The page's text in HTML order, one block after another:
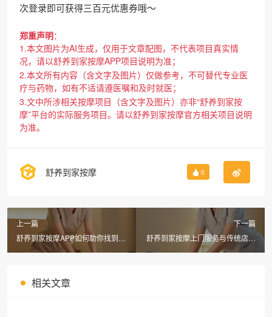
次登录即可获得三百元优惠券哦～
郑重声明：
1.本文图片为AI生成，仅用于文章配图，不代表项目真实情
况，请以舒养到家按摩APP项目说明为准；
2.本文所有内容（含文字及图片）仅做参考，不可替代专业医
疗与药物，如有不适请遵医嘱和及时就医；
3.文中所涉相关按摩项目（含文字及图片）亦非“舒养到家按
摩”平台的实际服务项目。请以舒养到家按摩官方相关项目说明
为准。
舒养到家按摩 0
上一篇
舒养到家按摩APP如何助你找到最
适合的同城上门养生按摩服务？
下一篇
舒养到家按摩上门服务与传统店面
体验有何不同？探索中式推拿的神
相关文章